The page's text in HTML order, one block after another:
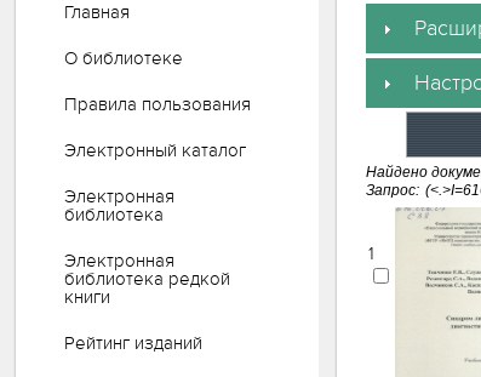
Главная
О библиотеке
Правила пользования
Электронный каталог
Электронная
библиотека
Электронная
библиотека редкой
книги
Рейтинг изданий
Найдено
Запрос:
1